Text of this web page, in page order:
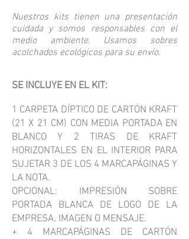
Nuestros kits tienen una presentación
cuidada y somos responsables con el
medio ambiente. Usamos sobres
acolchados ecológicos para su envío.
SE INCLUYE EN EL KIT:
1 CARPETA DÍPTICO DE CARTÓN KRAFT
(21 X 21 CM) CON MEDIA PORTADA EN
BLANCO Y 2 TIRAS DE KRAFT
HORIZONTALES EN EL INTERIOR PARA
SUJETAR 3 DE LOS 4 MARCAPÁGINAS Y
LA NOTA.
OPCIONAL: IMPRESIÓN SOBRE
PORTADA BLANCA DE LOGO DE LA
EMPRESA, IMAGEN O MENSAJE.
+ 4 MARCAPÁGINAS DE CARTÓN